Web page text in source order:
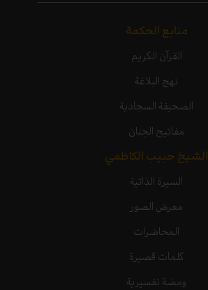
منابع الحكمة
القرآن الكريم
نهج البلاغة
الصحيفة السجادية
مفاتيح الجنان
الشيخ حبيب الكاظمي
السيرة الذاتية
معرض الصور
المحاضرات
كلمات قصيرة
ومضة تفسيرية